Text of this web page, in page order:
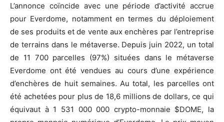
L’annonce coïncide avec une période d’activité accrue
pour Everdome, notamment en termes du déploiement
de ses produits et de vente aux enchères par l’entreprise
de terrains dans le métaverse. Depuis juin 2022, un total
de 11 700 parcelles (97%) situées dans le métaverse
Everdome ont été vendues au cours d’une expérience
d’enchères de huit semaines. Au total, les parcelles ont
été achetées pour plus de 18,6 millions de dollars, ce qui
équivaut à 1 531 000 000 crypto-monnaie $DOME, la